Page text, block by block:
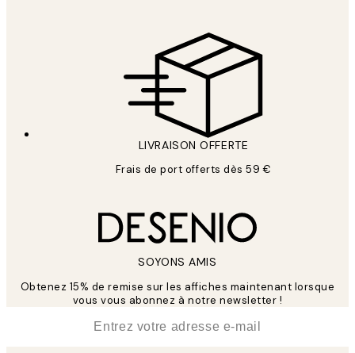
LIVRAISON OFFERTE
Frais de port offerts dès 59 €
SOYONS AMIS
Obtenez 15% de remise sur les affiches maintenant lorsque
vous vous abonnez à notre newsletter !